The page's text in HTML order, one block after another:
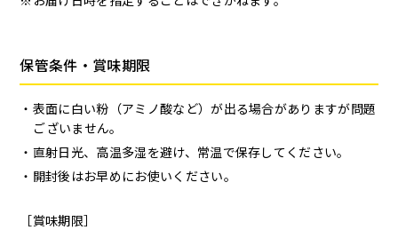
保管条件・賞味期限
表面に白い粉（アミノ酸など）が出る場合がありますが問題
ございません。
直射日光、高温多湿を避け、常温で保存してください。
開封後はお早めにお使いください。
［賞味期限］